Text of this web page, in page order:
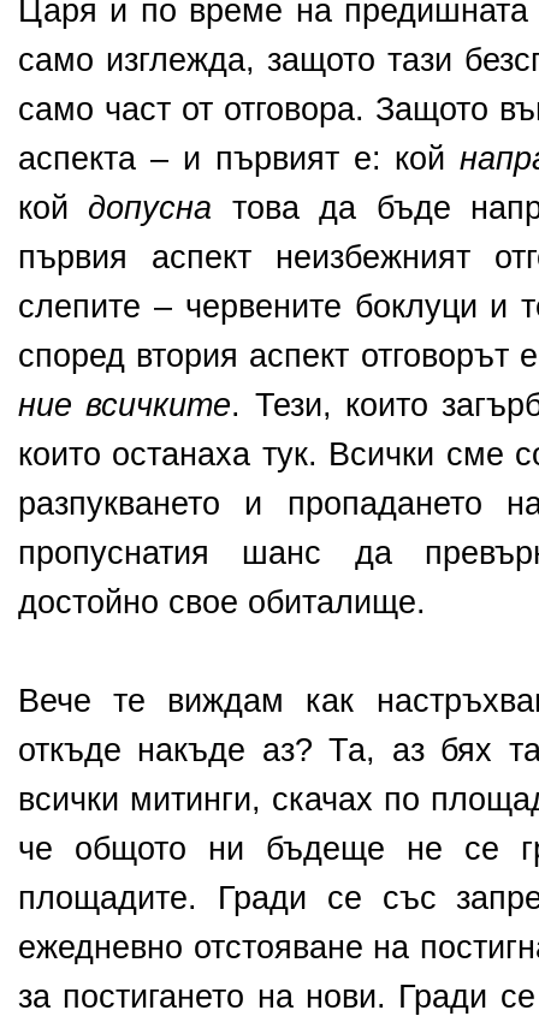
Царя и по време на предишната
само изглежда, защото тази
само част от отговора. Защото
аспекта – и първият е: кой
кой допусна това да бъде
първия аспект неизбежният
слепите – червените боклуци и
според втория аспект отговорът
ние всичките. Тези, които
които останаха тук. Всички сме
разпукването и пропадането
пропуснатия шанс да
достойно свое обиталище.
Вече те виждам как
откъде накъде аз? Та, аз бях
всички митинги, скачах по
че общото ни бъдеще не се
площадите. Гради се със
ежедневно отстояване на
за постигането на нови. Гради